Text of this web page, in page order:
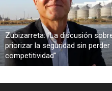
Zubizarreta: “La discusión
priorizar la seguridad sin
competitividad”